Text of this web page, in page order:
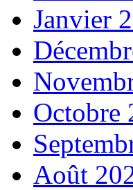
Janvier
Octobre
Août